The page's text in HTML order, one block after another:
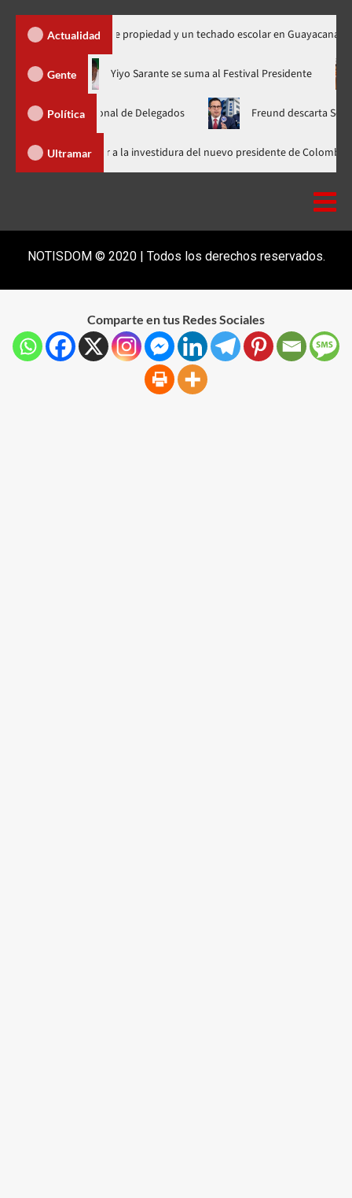
Actualidad
450 títulos de propiedad y un techado escolar en Guayacanal
Gente
en nuevo horario Yiyo Sarante se suma al Festival
Política
Nacional de Delegados Freund descarta Secretaría de
Ultramar
Abinader llega a Cali para asistir a la investidura del nuevo presidente
NOTISDOM © 2020 | Todos los derechos reservados.
Comparte en tus Redes Sociales